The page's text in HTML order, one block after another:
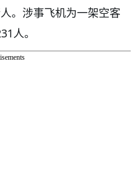
。涉事飞机为一架空客
人。